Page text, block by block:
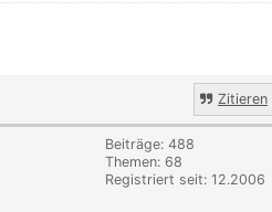
Zitieren
Beiträge: 488
Themen: 68
Registriert seit: 12.2006